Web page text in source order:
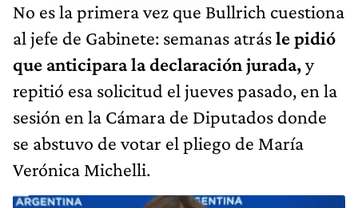
No es la primera vez que Bullrich cuestiona
al jefe de Gabinete: semanas atrásle pidió
que anticipara la declaración jurada,y
repitió esa solicitud el jueves pasado, en la
sesión en la Cámara de Diputados donde
se abstuvo de votar el pliego de María
Verónica Michelli.